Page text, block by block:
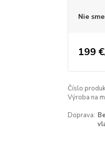
Nie
199 €
Číslo
Výroba na
Doprava: